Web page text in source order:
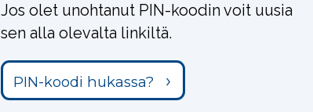
Jos olet unohtanut PIN-koodin voit uusia
sen alla olevalta linkiltä.
PIN-koodi hukassa?